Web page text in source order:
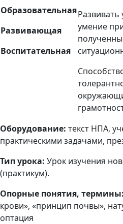
Образовательная
Развивающая
Воспитательная
умение
Оборудование: текст НПА,
практическими задачами,
Тип урока: Урок изучения
(практикум).
Опорные понятия, термины:
крови», «принцип почвы»,
оптация